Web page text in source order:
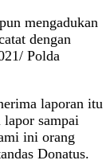
mengadukan
dengan
Polda
laporan itu
sampai
ini orang
Donatus.